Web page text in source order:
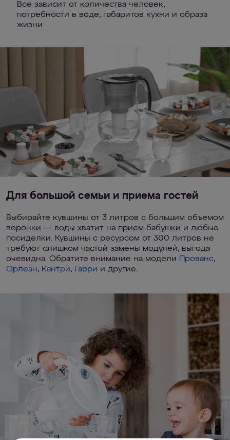
Все зависит от количества человек,
потребности в воде, габаритов кухни и образа
жизни.
Для большой семьи и приема гостей
Выбирайте кувшины от 3 литров с большим объемом
воронки — воды хватит на прием бабушки и любые
посиделки. Кувшины с ресурсом от 300 литров не
требуют слишком частой замены модулей, выгода
очевидна. Обратите внимание на модели
Прованс,
Орлеан, Кантри, Гарри и другие.